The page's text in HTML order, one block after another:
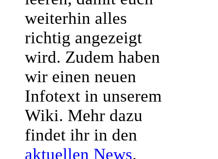
weiterhin alles
richtig angezeigt
wird. Zudem haben
wir einen neuen
Infotext in unserem
Wiki. Mehr dazu
findet ihr in den
aktuellen News.